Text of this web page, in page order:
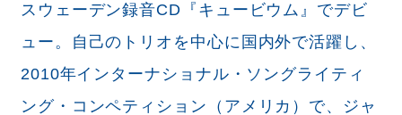
スウェーデン録音CD『キュービウム』でデビ
ュー。自己のトリオを中心に国内外で活躍し、
2010年インターナショナル・ソングライティ
ング・コンペティション（アメリカ）で、ジャ